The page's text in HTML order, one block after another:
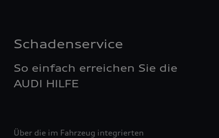
Schadenservice
So einfach erreichen Sie die
AUDI HILFE
Über die im Fahrzeug integrierten